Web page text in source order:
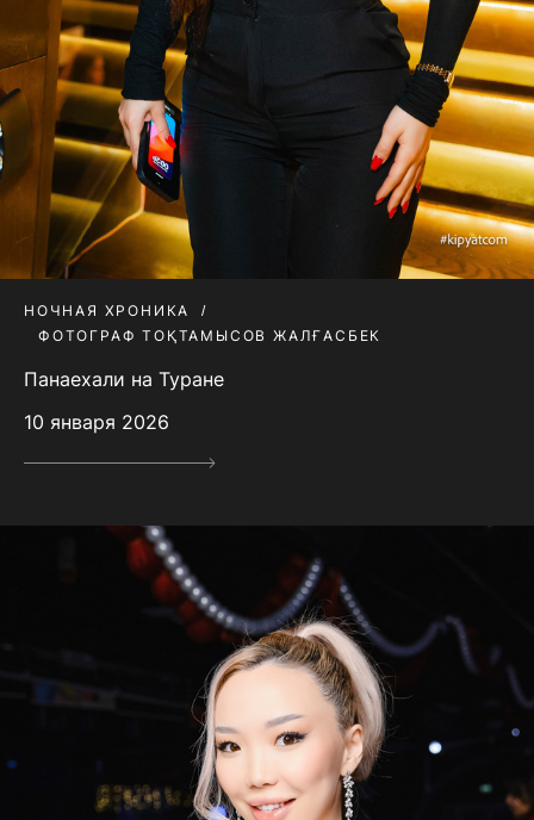
НОЧНАЯ ХРОНИКА
ФОТОГРАФ ТОҚТАМЫСОВ ЖАЛҒАСБЕК
Панаехали на Туране
10 января 2026